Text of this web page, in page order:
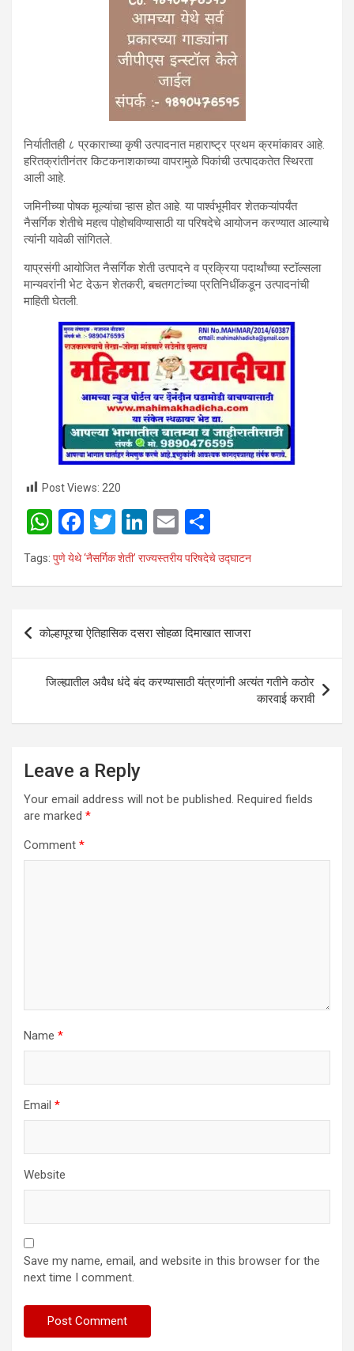
निर्यातीतही ८ प्रकाराच्या कृषी उत्पादनात महाराष्ट्र प्रथम क्रमांकावर आहे.
हरितक्रांतीनंतर किटकनाशकाच्या वापरामुळे पिकांची उत्पादकतेत स्थिरता
आली आहे.
जमिनीच्या पोषक मूल्यांचा ऱ्हास होत आहे. या पार्श्वभूमीवर शेतकऱ्यांपर्यंत
नैसर्गिक शेतीचे महत्व पोहोचविण्यासाठी या परिषदेचे आयोजन करण्यात आल्याचे
त्यांनी यावेळी सांगितले.
याप्रसंगी आयोजित नैसर्गिक शेती उत्पादने व प्रक्रिया पदार्थांच्या स्टॉल्सला
मान्यवरांनी भेट देऊन शेतकरी, बचतगटांच्या प्रतिनिधींकडून उत्पादनांची
माहिती घेतली.
Post Views: 220
W
h
at
A
p
p
F
a
ce
o
o
k
T
wi
tt
Li
n
ke
n
E
m
ail
h
ar
Tags: पुणे येथे ‘नैसर्गिक शेती’ राज्यस्तरीय परिषदेचे उद्घाटन
Post
navigation
कोल्हापूरचा ऐतिहासिक दसरा सोहळा दिमाखात साजरा
जिल्ह्यातील अवैध धंदे बंद करण्यासाठी यंत्रणांनी अत्यंत गतीने कठोर
कारवाई करावी
Leave a Reply
Your email address will not be published. Required fields
are marked *
Comment *
Name *
Email *
Website
Save my name, email, and website in this browser for the
next time I comment.